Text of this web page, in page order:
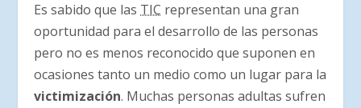
Es sabido que las TIC representan una gran
oportunidad para el desarrollo de las personas
pero no es menos reconocido que suponen en
ocasiones tanto un medio como un lugar para la
victimización. Muchas personas adultas sufren